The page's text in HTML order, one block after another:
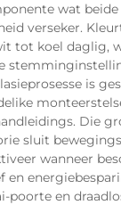
wat
verseker.
tot koel daglig,
is
Die
sluit
wanneer
en
poorte en